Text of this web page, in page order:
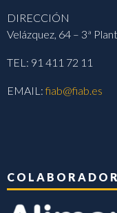
DIRECCIÓN
Velázquez, 64 – 3ª
TEL: 91 411 72 11
EMAIL:fiab@fiab.es